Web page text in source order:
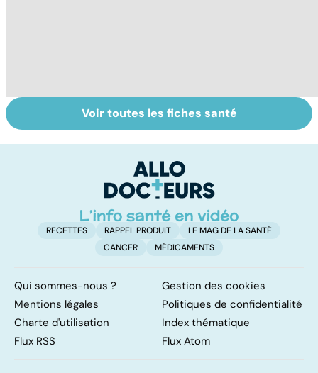
Insuffisance
rénale : tout
Tout savoir sur
les infections
Voir toutes les fiches santé
RECETTES RAPPEL PRODUIT
LE MAG DE LA SANTÉ
CANCER
MÉDICAMENTS
Qui sommes-nous ?
Gestion des cookies
Mentions légales
Politiques de confidentialité
Charte d'utilisation
Index thématique
Flux RSS
Flux Atom